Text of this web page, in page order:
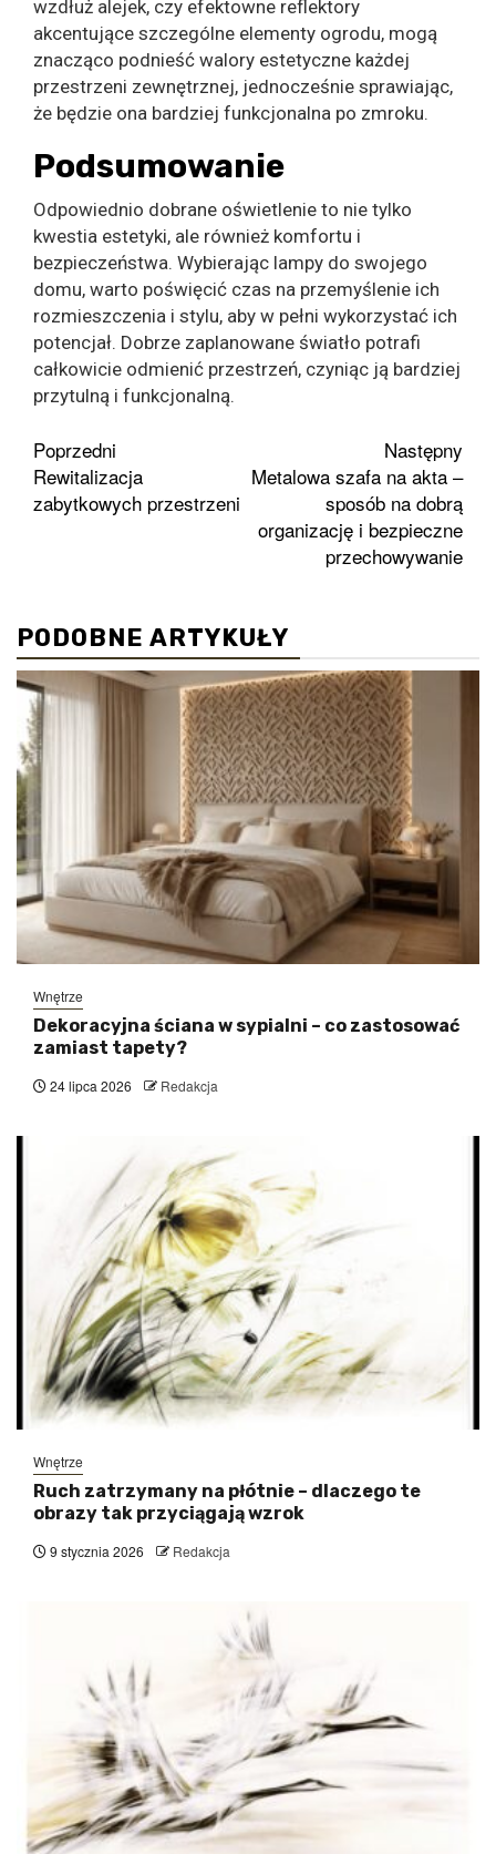
wzdłuż alejek, czy efektowne reflektory
akcentujące szczególne elementy ogrodu, mogą
znacząco podnieść walory estetyczne każdej
przestrzeni zewnętrznej, jednocześnie sprawiając,
że będzie ona bardziej funkcjonalna po zmroku.
Podsumowanie
Odpowiednio dobrane oświetlenie to nie tylko
kwestia estetyki, ale również komfortu i
bezpieczeństwa. Wybierając lampy do swojego
domu, warto poświęcić czas na przemyślenie ich
rozmieszczenia i stylu, aby w pełni wykorzystać ich
potencjał. Dobrze zaplanowane światło potrafi
całkowicie odmienić przestrzeń, czyniąc ją bardziej
przytulną i funkcjonalną.
Zobacz
wpisy
Poprzedni
Rewitalizacja
zabytkowych przestrzeni
Następny
Metalowa szafa na akta –
sposób na dobrą
organizację i bezpieczne
przechowywanie
PODOBNE ARTYKUŁY
Wnętrze
Dekoracyjna ściana w sypialni – co zastosować
zamiast tapety?
24 lipca 2026 Redakcja
Wnętrze
Ruch zatrzymany na płótnie – dlaczego te
obrazy tak przyciągają wzrok
9 stycznia 2026 Redakcja